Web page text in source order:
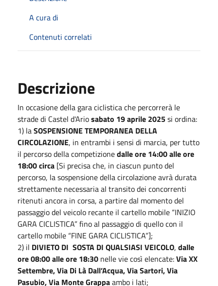
A cura di
Contenuti correlati
Descrizione
In occasione della gara ciclistica che percorrerà le
strade di Castel d'Ariosabato 19 aprile 2025si ordina:
1) laSOSPENSIONE TEMPORANEA DELLA
CIRCOLAZIONE, in entrambi i sensi di marcia, per tutto
il percorso della competizionedalle ore 14:00 alle ore
18:00 circa [Si precisa che, in ciascun punto del
percorso, la sospensione della circolazione avrà durata
strettamente necessaria al transito dei concorrenti
ritenuti ancora in corsa, a partire dal momento del
passaggio del veicolo recante il cartello mobile “INIZIO
GARA CICLISTICA” fino al passaggio di quello con il
cartello mobile “FINE GARA CICLISTICA”];
2) il DIVIETO DI SOSTA DI QUALSIASI VEICOLO, dalle
ore 08:00 alle ore 18:30 nelle vie così elencate:Via XX
Settembre, Via Di Là Dall’Acqua,Via Sartori, Via
Pasubio, Via Monte Grappaambo i lati;